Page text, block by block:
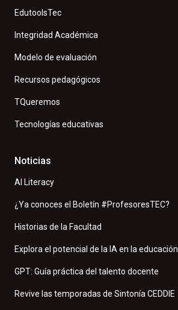
EdutoolsTec
Integridad Académica
Modelo de evaluación
Recursos pedagógicos
TQueremos
Tecnologías educativas
Noticias
AI Literacy
¿Ya conoces el Boletín #ProfesoresTEC?
Historias de la Facultad
Explora el potencial de la IA en la educación
GPT: Guía práctica del talento docente
Revive las temporadas de Sintonía CEDDIE